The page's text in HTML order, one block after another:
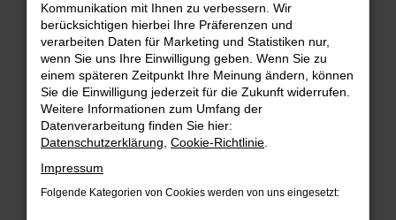
Fehler: Network Error
Beim Laden ist ein Fehler aufgetreten.
Hier sind ein paar Tipps, die dir helfen können:
Überprüfe deine Firewall und deine
Internetverbindung.
Laden andere Webseiten, zum Beispiel
Kommunikation mit Ihnen zu verbessern. Wir
berücksichtigen hierbei Ihre Präferenzen und
verarbeiten Daten für Marketing und Statistiken nur,
wenn Sie uns Ihre Einwilligung geben. Wenn Sie zu
einem späteren Zeitpunkt Ihre Meinung ändern, können
Sie die Einwilligung jederzeit für die Zukunft widerrufen.
Weitere Informationen zum Umfang der
Datenverarbeitung finden Sie hier:
Datenschutzerklärung Cookie-Richtlinie
Impressum
Folgende Kategorien von Cookies werden von uns eingesetzt: